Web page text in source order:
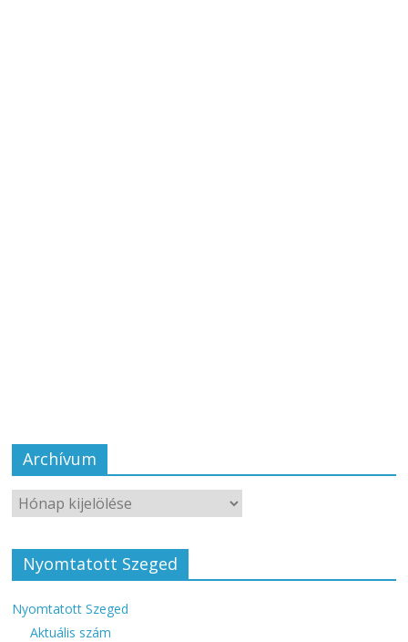
Archívum
Nyomtatott Szeged
Nyomtatott Szeged
Aktuális szám